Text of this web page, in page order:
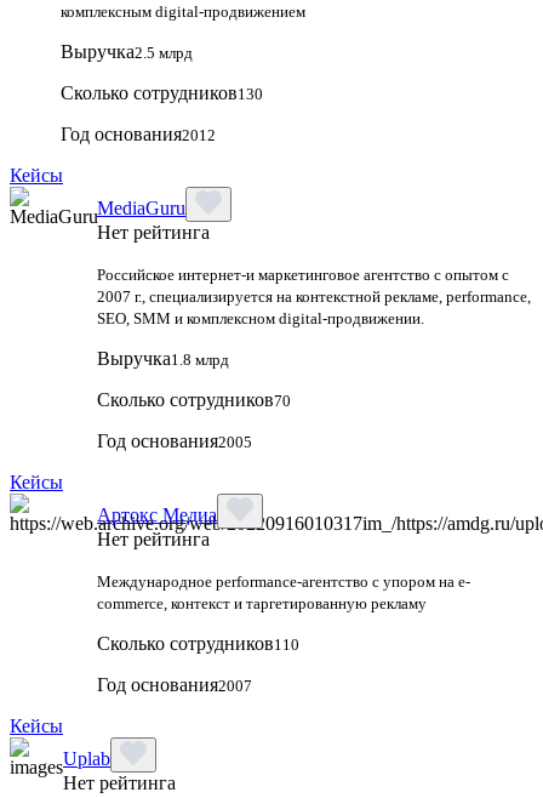
комплексным digital-продвижением
Выручка2.5 млрд
Сколько сотрудников130
Год основания2012
Кейсы
MediaGuru
Нет рейтинга
Российское интернет-и маркетинговое агентство с опытом с
2007 г., специализируется на контекстной рекламе, performance,
SEO, SMM и комплексном digital-продвижении.
Выручка1.8 млрд
Сколько сотрудников70
Год основания2005
Кейсы
Артокс Медиа
Нет рейтинга
Международное performance-агентство с упором на e-
commerce, контекст и таргетированную рекламу
Сколько сотрудников110
Год основания2007
Кейсы
Uplab
Нет рейтинга